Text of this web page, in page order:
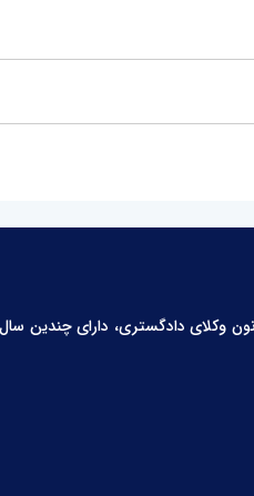
دادگستری، دارای چندین سال